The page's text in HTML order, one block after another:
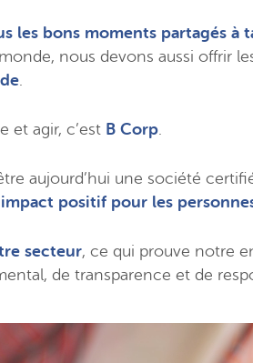
les bons moments partagés à
nous devons aussi offrir
.
et agir, c’est B Corp.
aujourd’hui une société
positif pour les
secteur, ce qui prouve notre
de transparence et de